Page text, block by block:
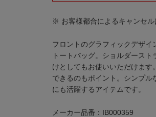
※ お客様都合によるキャンセル
フロントのグラフィックデザ
トートバッグ。ショルダース
けとしてもお使いいただけま
できるのもポイント。シンプ
にも活躍するアイテムです。
メーカー品番：IB000359